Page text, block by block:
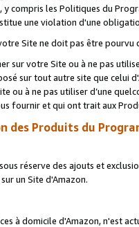
compris les Politiques du
une violation d'une
Site ne doit pas être
sur votre Site ou à ne pas
sur tout autre site que celui
ou à ne pas utiliser d’une
fournir et qui ont trait aux
des Produits du
réserve des ajouts et
un Site d'Amazon.
à domicile d'Amazon, n'est